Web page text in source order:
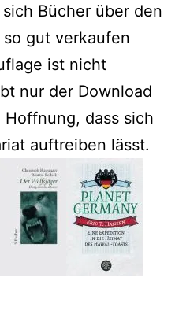
Bücher über den
gut verkaufen
ist nicht
nur der Download
dass sich
auftreiben lässt.